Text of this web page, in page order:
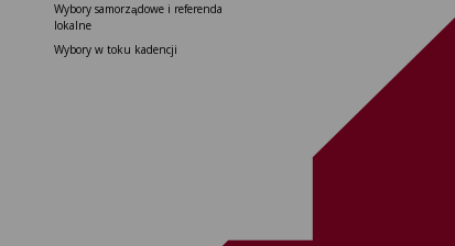
Wybory samorządowe i referenda
lokalne
Wybory w toku kadencji